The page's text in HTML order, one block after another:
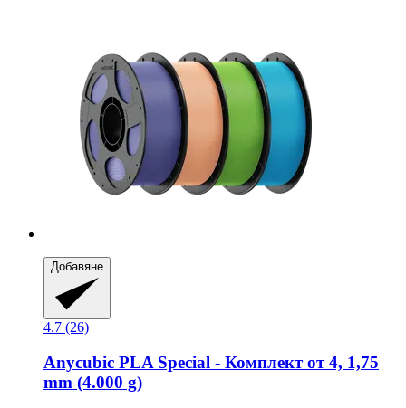
Добавяне
4.7 (26)
Anycubic PLA Special -​ Комплект от 4, 1,75
mm (4.000 g)